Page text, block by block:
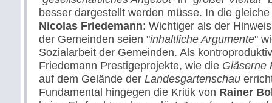
besser dargestellt werden müsse. In die
Nicolas Friedemann: Wichtiger als der
der Gemeinden seien "inhaltliche Argumente"
Sozialarbeit der Gemeinden. Als
Friedemann Prestigeprojekte, wie die Gläserne
auf dem Gelände der Landesgartenschau
Fundamental hingegen die Kritik von Rainer